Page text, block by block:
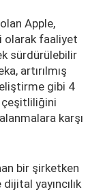
Apple,
olarak faaliyet
sürdürülebilir
artırılmış
gibi 4
çeşitliliğini
karşı
bir şirketken
yayıncılık